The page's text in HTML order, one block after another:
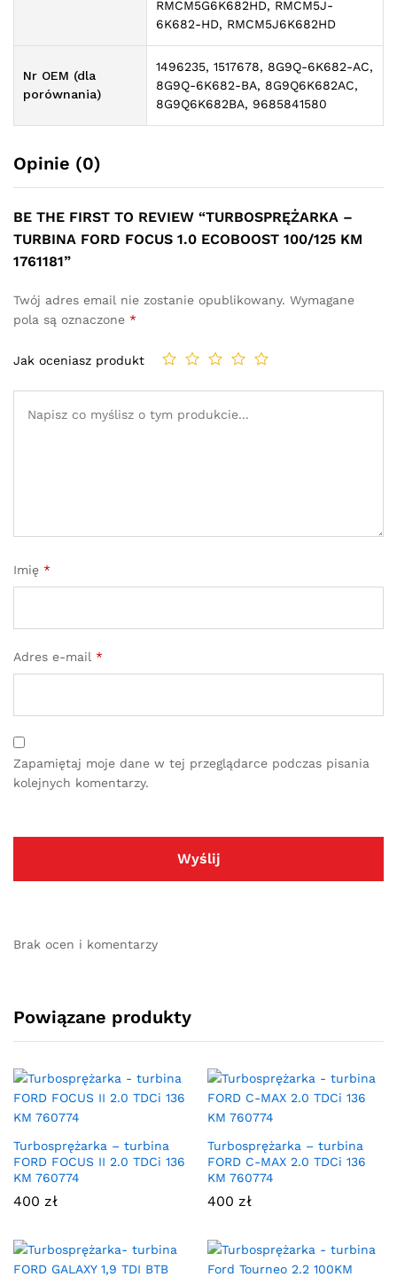
RMCM5G6K682HD, RMCM5J-
6K682-HD, RMCM5J6K682HD
Nr OEM (dla
porównania)
1496235, 1517678, 8G9Q-6K682-AC,
8G9Q-6K682-BA, 8G9Q6K682AC,
8G9Q6K682BA, 9685841580
Opinie (0)
BE THE FIRST TO REVIEW “TURBOSPRĘŻARKA –
TURBINA FORD FOCUS 1.0 ECOBOOST 100/125 KM
1761181”
Twój adres email nie zostanie opublikowany. Wymagane
pola są oznaczone *
Jak oceniasz produkt
Imię *
Adres e-mail *
Zapamiętaj moje dane w tej przeglądarce podczas pisania
kolejnych komentarzy.
Brak ocen i komentarzy
Powiązane produkty
Turbosprężarka – turbina
FORD FOCUS II 2.0 TDCi 136
KM 760774
400 zł
Turbosprężarka – turbina
FORD C-MAX 2.0 TDCi 136
KM 760774
400 zł